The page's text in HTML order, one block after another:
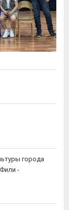
города
-